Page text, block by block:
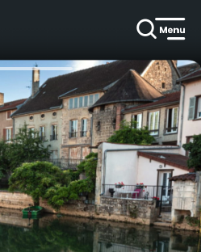
de Caractère® à Joinville